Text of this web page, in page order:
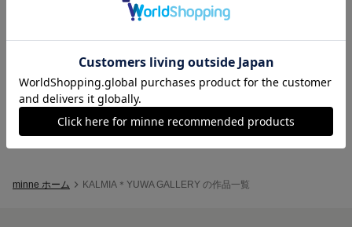
＊ドロップ＊ステンレスピアス
展示中
minne ホーム KALMIA＊YUWA GALLERY の作品一覧